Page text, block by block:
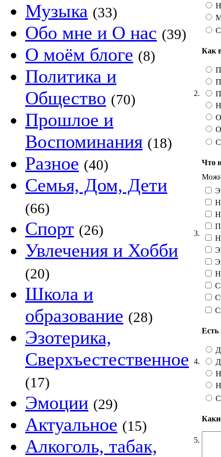
Музыка (33)
Обо мне и О нас (39)
О моём блоге (8)
Политика и
Общество (70)
Прошлое и
Воспоминания (18)
Разное (40)
Семья, Дом, Дети
(66)
Спорт (26)
Увлечения и Хобби
(20)
Школа и
образование (28)
Эзотерика,
Сверхъестественное
(17)
Эмоции (29)
Актуальное (15)
Алкоголь, табак,
2.
Как
3.
Что
4.
Есть
5.